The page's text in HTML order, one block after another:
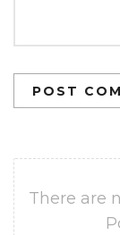
POST
There are